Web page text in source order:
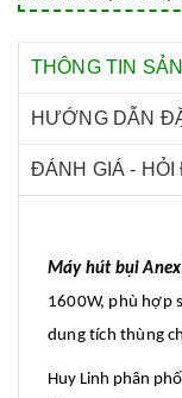
THÔNG TIN
HƯỚNG DẪN
ĐÁNH GIÁ - HỎI
Máy hút bụi
1600W, phù hợp
dung tích thùng
Huy Linh phân